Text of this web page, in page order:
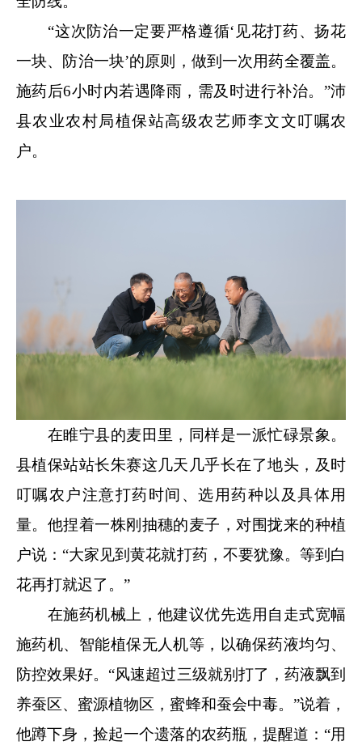
“这次防治一定要严格遵循‘见花打药、扬花
一块、防治一块’的原则，做到一次用药全覆盖。
施药后6小时内若遇降雨，需及时进行补治。”沛
县农业农村局植保站高级农艺师李文文叮嘱农
户。
在睢宁县的麦田里，同样是一派忙碌景象。
县植保站站长朱赛这几天几乎长在了地头，及时
叮嘱农户注意打药时间、选用药种以及具体用
量。他捏着一株刚抽穗的麦子，对围拢来的种植
户说：“大家见到黄花就打药，不要犹豫。等到白
花再打就迟了。”
在施药机械上，他建议优先选用自走式宽幅
施药机、智能植保无人机等，以确保药液均匀、
防控效果好。“风速超过三级就别打了，药液飘到
养蚕区、蜜源植物区，蜜蜂和蚕会中毒。”说着，
他蹲下身，捡起一个遗落的农药瓶，提醒道：“用